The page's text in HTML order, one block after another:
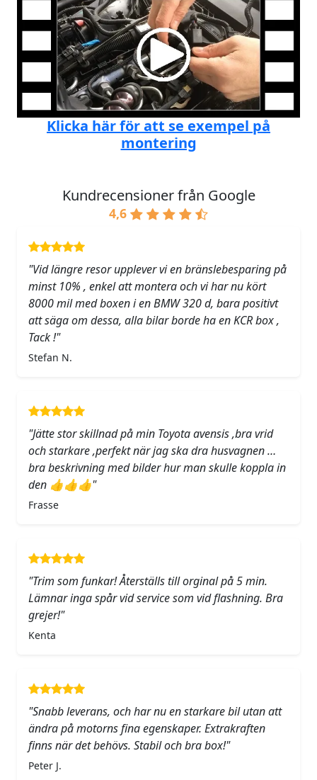
Klicka här för att se exempel på
montering
Kundrecensioner från Google
4,6
"Vid längre resor upplever vi en bränslebesparing på
minst 10% , enkel att montera och vi har nu kört
8000 mil med boxen i en BMW 320 d, bara positivt
att säga om dessa, alla bilar borde ha en KCR box ,
Tack !"
Stefan N.
"Jätte stor skillnad på min Toyota avensis ,bra vrid
och starkare ,perfekt när jag ska dra husvagnen …
bra beskrivning med bilder hur man skulle koppla in
den 👍👍👍"
Frasse
"Trim som funkar! Återställs till orginal på 5 min.
Lämnar inga spår vid service som vid flashning. Bra
grejer!"
Kenta
"Snabb leverans, och har nu en starkare bil utan att
ändra på motorns fina egenskaper. Extrakraften
finns när det behövs. Stabil och bra box!"
Peter J.